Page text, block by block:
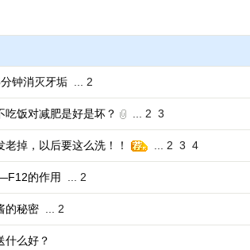
钟消灭牙垢 2
吃饭对减肥是好是坏？ 2 3
老掉，以后要这么洗！！ 2 3 4
的作用 2
的秘密 2
什么好？